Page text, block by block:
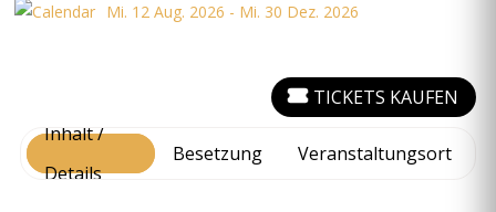
Mi. 12 Aug. 2026 - Mi. 30 Dez. 2026
Inhalt /
Details
Besetzung Veranstaltungsort
TICKETS KAUFEN